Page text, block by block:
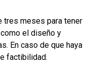
tres meses para tener
el diseño y
En caso de que haya
factibilidad.